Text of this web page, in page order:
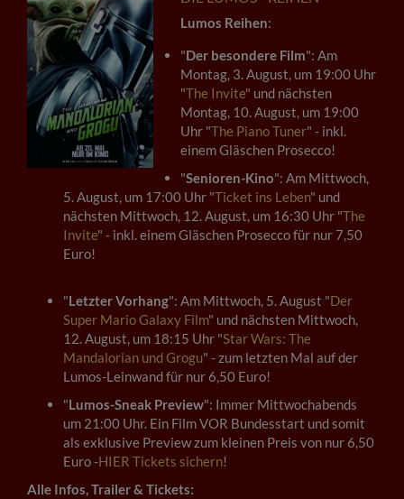
Lumos Reihen:
"Der besondere Film": Am
Montag, 3. August, um 19:00 Uhr
"The Invite" und nächsten
Montag, 10. August, um 19:00
Uhr "The Piano Tuner" - inkl.
einem Gläschen Prosecco!
"Senioren-Kino": Am Mittwoch,
5. August, um 17:00 Uhr "Ticket ins Leben" und
nächsten Mittwoch, 12. August, um 16:30 Uhr "The
Invite" - inkl. einem Gläschen Prosecco für nur 7,50
Euro!
"Letzter Vorhang": Am Mittwoch, 5. August "Der
Super Mario Galaxy Film" und nächsten Mittwoch,
12. August, um 18:15 Uhr "Star Wars: The
Mandalorian und Grogu" - zum letzten Mal auf der
Lumos-Leinwand für nur 6,50 Euro!
"Lumos-Sneak Preview": Immer Mittwochabends
um 21:00 Uhr. Ein Film VOR Bundesstart und somit
als exklusive Preview zum kleinen Preis von nur 6,50
Euro -HIER Tickets sichern!
Alle Infos, Trailer & Tickets: